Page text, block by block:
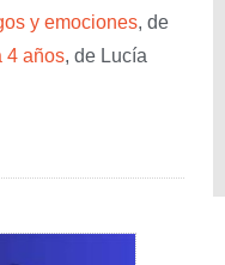
y emociones, de
4 años, de Lucía